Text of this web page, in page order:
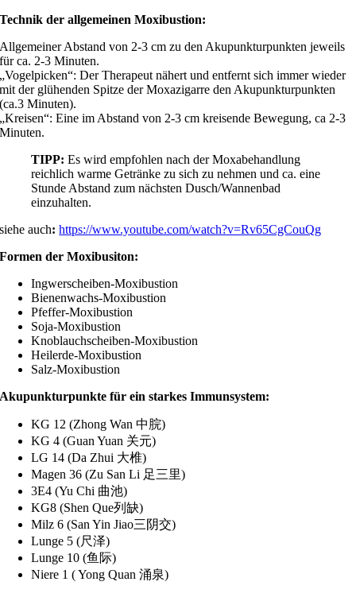
Technik der allgemeinen Moxibustion:
Allgemeiner Abstand von 2-3 cm zu den Akupunkturpunkten jeweils
für ca. 2-3 Minuten.
„Vogelpicken“: Der Therapeut nähert und entfernt sich immer wieder
mit der glühenden Spitze der Moxazigarre den Akupunkturpunkten
(ca.3 Minuten).
„Kreisen“: Eine im Abstand von 2-3 cm kreisende Bewegung, ca 2-3
Minuten.
TIPP:Es wird empfohlen nach der Moxabehandlung
reichlich warme Getränke zu sich zu nehmen und ca. eine
Stunde Abstand zum nächsten Dusch/Wannenbad
einzuhalten.
siehe auch:https://www.youtube.com/watch?v=Rv65CgCouQg
Formen der Moxibusiton:
Ingwerscheiben-Moxibustion
Bienenwachs-Moxibustion
Pfeffer-Moxibustion
Soja-Moxibustion
Knoblauchscheiben-Moxibustion
Heilerde-Moxibustion
Salz-Moxibustion
Akupunkturpunkte für ein starkes Immunsystem:
KG 12 (Zhong Wan 中脘)
KG 4 (Guan Yuan 关元)
LG 14 (Da Zhui 大椎)
Magen 36 (Zu San Li 足三里)
3E4 (Yu Chi 曲池)
KG8 (Shen Que列缺)
Milz 6 (San Yin Jiao三阴交)
Lunge 5 (尺泽)
Lunge 10 (鱼际)
Niere 1 ( Yong Quan 涌泉)